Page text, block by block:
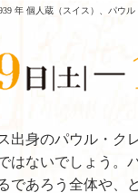
年 個人蔵（スイス）、パウ
身のパウル・ク
はないでしょう。
あろう全体や、